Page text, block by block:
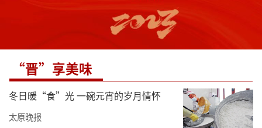
“晋”享美味
冬日暖“食”光 一碗元宵的岁月情怀
太原晚报